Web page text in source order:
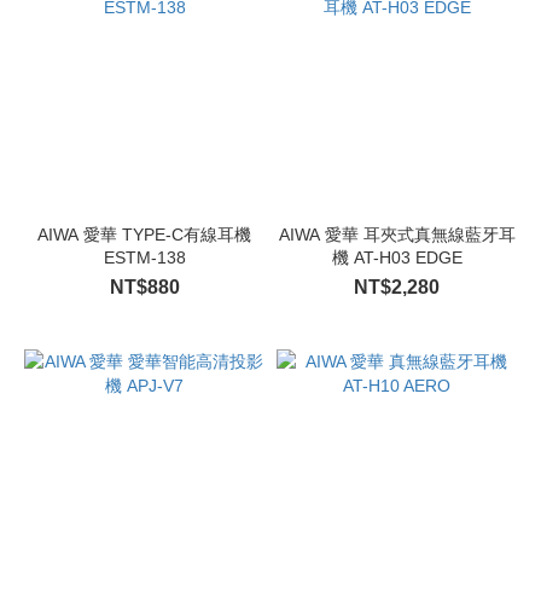
AIWA 愛華 TYPE-C有線耳機
ESTM-138
NT$880
AIWA 愛華 耳夾式真無線藍牙耳
機 AT-H03 EDGE
NT$2,280